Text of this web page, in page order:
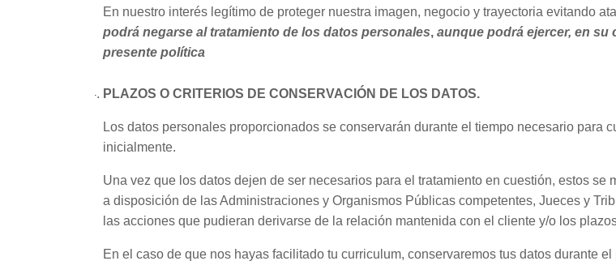
En nuestro interés legítimo de proteger nuestra imagen, negocio y trayectoria evitando
podrá negarse al tratamiento de los datos personales, aunque podrá ejercer, en
presente política
PLAZOS O CRITERIOS DE CONSERVACIÓN DE LOS DATOS.
Los datos personales proporcionados se conservarán durante el tiempo necesario para
inicialmente.
Una vez que los datos dejen de ser necesarios para el tratamiento en cuestión, estos
a disposición de las Administraciones y Organismos Públicas competentes, Jueces y
las acciones que pudieran derivarse de la relación mantenida con el cliente y/o los
En el caso de que nos hayas facilitado tu curriculum, conservaremos tus datos durante